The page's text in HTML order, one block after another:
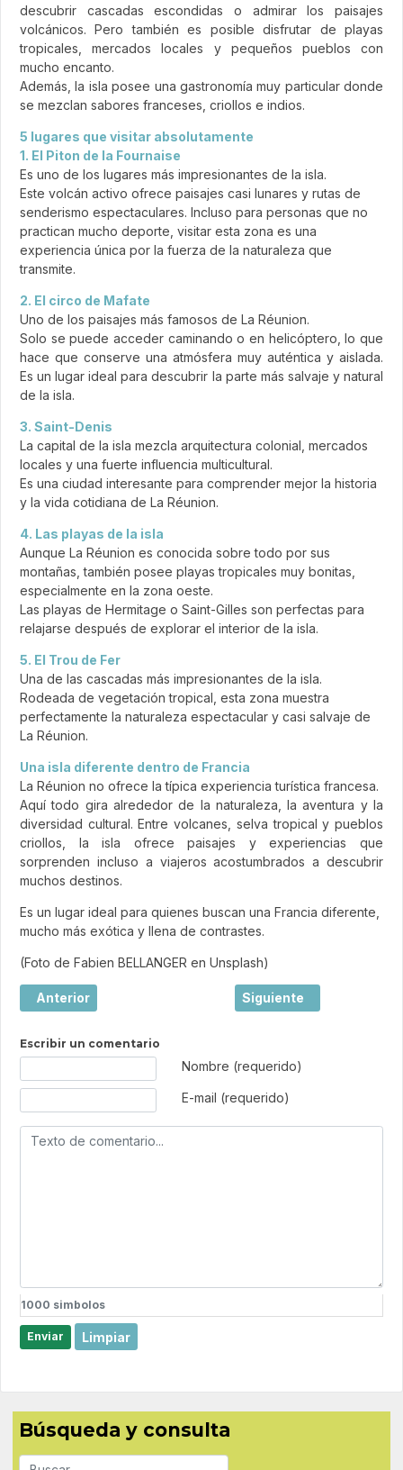
descubrir cascadas escondidas o admirar los paisajes
volcánicos. Pero también es posible disfrutar de playas
tropicales, mercados locales y pequeños pueblos con
mucho encanto.
Además, la isla posee una gastronomía muy particular donde
se mezclan sabores franceses, criollos e indios.
5 lugares que visitar absolutamente
1. El Piton de la Fournaise
Es uno de los lugares más impresionantes de la isla.
Este volcán activo ofrece paisajes casi lunares y rutas de
senderismo espectaculares. Incluso para personas que no
practican mucho deporte, visitar esta zona es una
experiencia única por la fuerza de la naturaleza que
transmite.
2. El circo de Mafate
Uno de los paisajes más famosos de La Réunion.
Solo se puede acceder caminando o en helicóptero, lo que
hace que conserve una atmósfera muy auténtica y aislada.
Es un lugar ideal para descubrir la parte más salvaje y natural
de la isla.
3. Saint-Denis
La capital de la isla mezcla arquitectura colonial, mercados
locales y una fuerte influencia multicultural.
Es una ciudad interesante para comprender mejor la historia
y la vida cotidiana de La Réunion.
4. Las playas de la isla
Aunque La Réunion es conocida sobre todo por sus
montañas, también posee playas tropicales muy bonitas,
especialmente en la zona oeste.
Las playas de Hermitage o Saint-Gilles son perfectas para
relajarse después de explorar el interior de la isla.
5. El Trou de Fer
Una de las cascadas más impresionantes de la isla.
Rodeada de vegetación tropical, esta zona muestra
perfectamente la naturaleza espectacular y casi salvaje de
La Réunion.
Una isla diferente dentro de Francia
La Réunion no ofrece la típica experiencia turística francesa.
Aquí todo gira alrededor de la naturaleza, la aventura y la
diversidad cultural. Entre volcanes, selva tropical y pueblos
criollos, la isla ofrece paisajes y experiencias que
sorprenden incluso a viajeros acostumbrados a descubrir
muchos destinos.
Es un lugar ideal para quienes buscan una Francia diferente,
mucho más exótica y llena de contrastes.
(Foto de Fabien BELLANGER en Unsplash)
Artículo anterior: Étretat, la magia de los acantilados de
Anterior Artículo siguiente:
Siguiente
Escribir un comentario
Nombre (requerido)
E-mail (requerido)
1000 simbolos
Enviar Limpiar
Búsqueda y consulta
Buscar